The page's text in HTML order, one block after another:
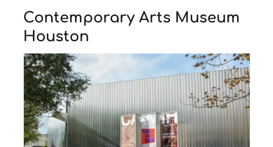
Contemporary Arts Museum
Houston